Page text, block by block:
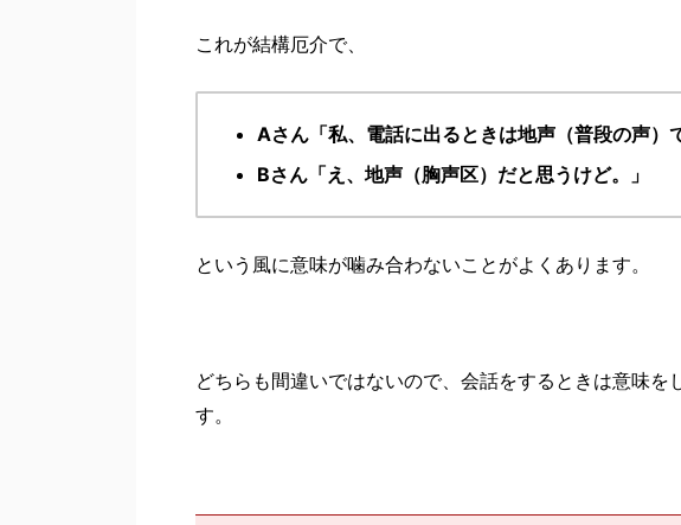
これが結構厄介で、
Aさん「私、電話に出るときは地声（普段の声）
Bさん「え、地声（胸声区）だと思うけど。 」
という風に意味が噛み合わないことがよくあります。
どちらも間違いではないので、会話をするときは意味を
す。